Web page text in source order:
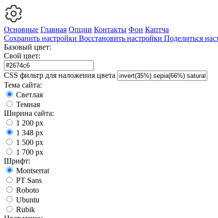
Основные Главная Опции Контакты Фон Каптча
Сохранить настройки Восстановить настройки Поделиться
Базовый цвет:
Свой цвет:
CSS фильтр для наложения цвета
Тема сайта:
Светлая
Темная
Ширина сайта:
1 200 px
1 348 px
1 500 px
1 700 px
Шрифт:
Montserrat
PT Sans
Roboto
Ubuntu
Rubik